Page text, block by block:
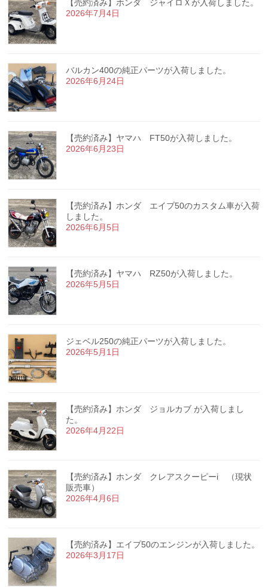
【売約済み】ホンダ ジャイロＸが入荷しました。
2026年7月4日
バルカン400の純正パーツが入荷しました。
2026年6月24日
【売約済み】ヤマハ FT50が入荷しました。
2026年6月23日
【売約済み】ホンダ エイプ50のカスタム車が入荷
しました。
2026年6月5日
【売約済み】ヤマハ RZ50が入荷しました。
2026年5月5日
ジェベル250の純正パーツが入荷しました。
2026年5月1日
【売約済み】ホンダ ジョルカブ が入荷しまし
た。
2026年4月22日
【売約済み】ホンダ クレアスクーピーi （現状
販売車）
2026年4月6日
【売約済み】エイプ50のエンジンが入荷しました。
2026年3月17日